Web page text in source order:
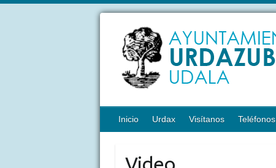
Inicio Urdax Visítanos Teléfonos